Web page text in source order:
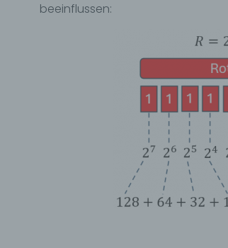
beeinflussen: